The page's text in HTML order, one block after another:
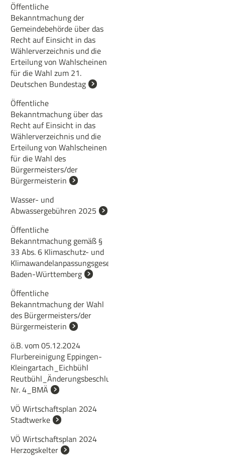
Öffentliche
Bekanntmachung der
Gemeindebehörde über das
Recht auf Einsicht in das
Wählerverzeichnis und die
Erteilung von Wahlscheinen
für die Wahl zum 21.
Deutschen Bundestag
Öffentliche
Bekanntmachung über das
Recht auf Einsicht in das
Wählerverzeichnis und die
Erteilung von Wahlscheinen
für die Wahl des
Bürgermeisters/der
Bürgermeisterin
Wasser- und
Abwassergebühren 2025
Öffentliche
Bekanntmachung gemäß §
33 Abs. 6 Klimaschutz- und
Klimawandelanpassungsgesetz
Baden-Württemberg
Öffentliche
Bekanntmachung der Wahl
des Bürgermeisters/der
Bürgermeisterin
ö.B. vom 05.12.2024
Flurbereinigung Eppingen-
Kleingartach_Eichbühl
Reutbühl_Änderungsbeschluss
Nr. 4_BMÄ
VÖ Wirtschaftsplan 2024
Stadtwerke
VÖ Wirtschaftsplan 2024
Herzogskelter